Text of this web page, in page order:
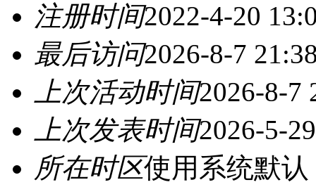
注册时间2022-4-20
最后访问2026-8-7
上次活动时间2026-8-7
上次发表时间2026-5-
所在时区使用系统默认